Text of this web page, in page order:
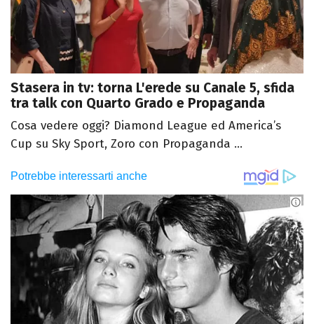
Stasera in tv: torna L'erede su Canale 5, sfida
tra talk con Quarto Grado e Propaganda
Cosa vedere oggi? Diamond League ed America’s
Cup su Sky Sport, Zoro con Propaganda ...